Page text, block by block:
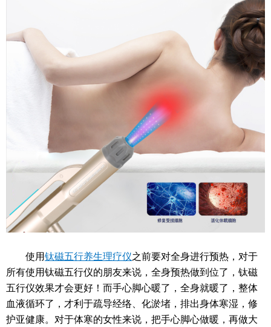
使用钛磁五行养生理疗仪之前要对全身进行预热，对于
所有使用钛磁五行仪的朋友来说，全身预热做到位了，钛磁
五行仪效果才会更好！而手心脚心暖了，全身就暖了，整体
血液循环了，才利于疏导经络、化淤堵，排出身体寒湿，修
护亚健康。对于体寒的女性来说，把手心脚心做暖，再做大